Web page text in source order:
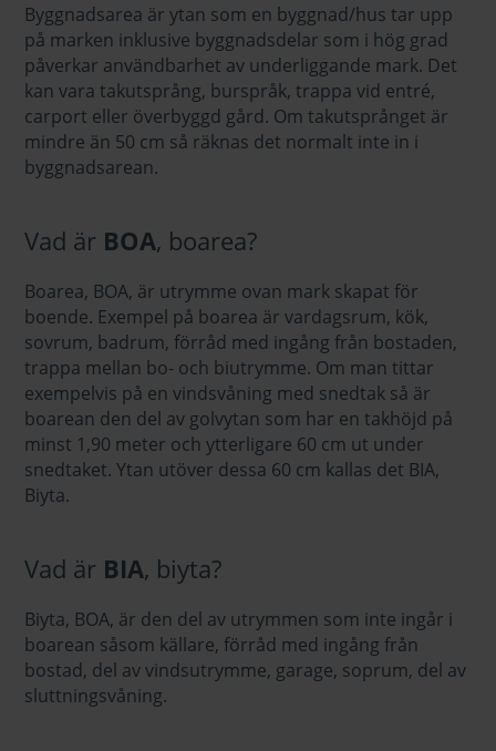
Byggnadsarea är ytan som en byggnad/hus tar upp
på marken inklusive byggnadsdelar som i hög grad
påverkar användbarhet av underliggande mark. Det
kan vara takutsprång, burspråk, trappa vid entré,
carport eller överbyggd gård. Om takutsprånget är
mindre än 50 cm så räknas det normalt inte in i
byggnadsarean.
Vad är BOA, boarea?
Boarea, BOA, är utrymme ovan mark skapat för
boende. Exempel på boarea är vardagsrum, kök,
sovrum, badrum, förråd med ingång från bostaden,
trappa mellan bo- och biutrymme. Om man tittar
exempelvis på en vindsvåning med snedtak så är
boarean den del av golvytan som har en takhöjd på
minst 1,90 meter och ytterligare 60 cm ut under
snedtaket. Ytan utöver dessa 60 cm kallas det BIA,
Biyta.
Vad är BIA, biyta?
Biyta, BOA, är den del av utrymmen som inte ingår i
boarean såsom källare, förråd med ingång från
bostad, del av vindsutrymme, garage, soprum, del av
sluttningsvåning.